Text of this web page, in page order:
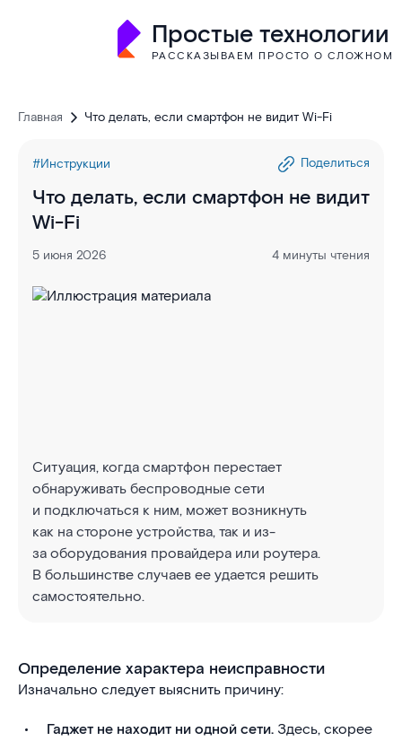
Простые технологии
РАССКАЗЫВАЕМ ПРОСТО О СЛОЖНОМ
Главная Что делать, если смартфон не видит Wi-Fi
#Инструкции Поделиться
Что делать, если смартфон не видит
Wi-Fi
5 июня 2026 4 минуты чтения
Ситуация, когда смартфон перестает
обнаруживать беспроводные сети
и подключаться к ним, может возникнуть
как на стороне устройства, так и из-
за оборудования провайдера или роутера.
В большинстве случаев ее удается решить
самостоятельно.
Определение характера неисправности
Изначально следует выяснить причину:
Гаджет не находит ни одной сети. Здесь, скорее